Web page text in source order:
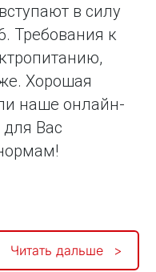
в силу
Требования к
Хорошая
наше онлайн-
Вас
Читать дальше